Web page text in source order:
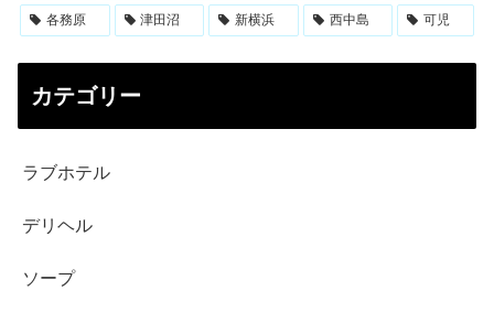
各務原 津田沼 新横浜 西中島 可児
カテゴリー
ラブホテル
デリヘル
ソープ